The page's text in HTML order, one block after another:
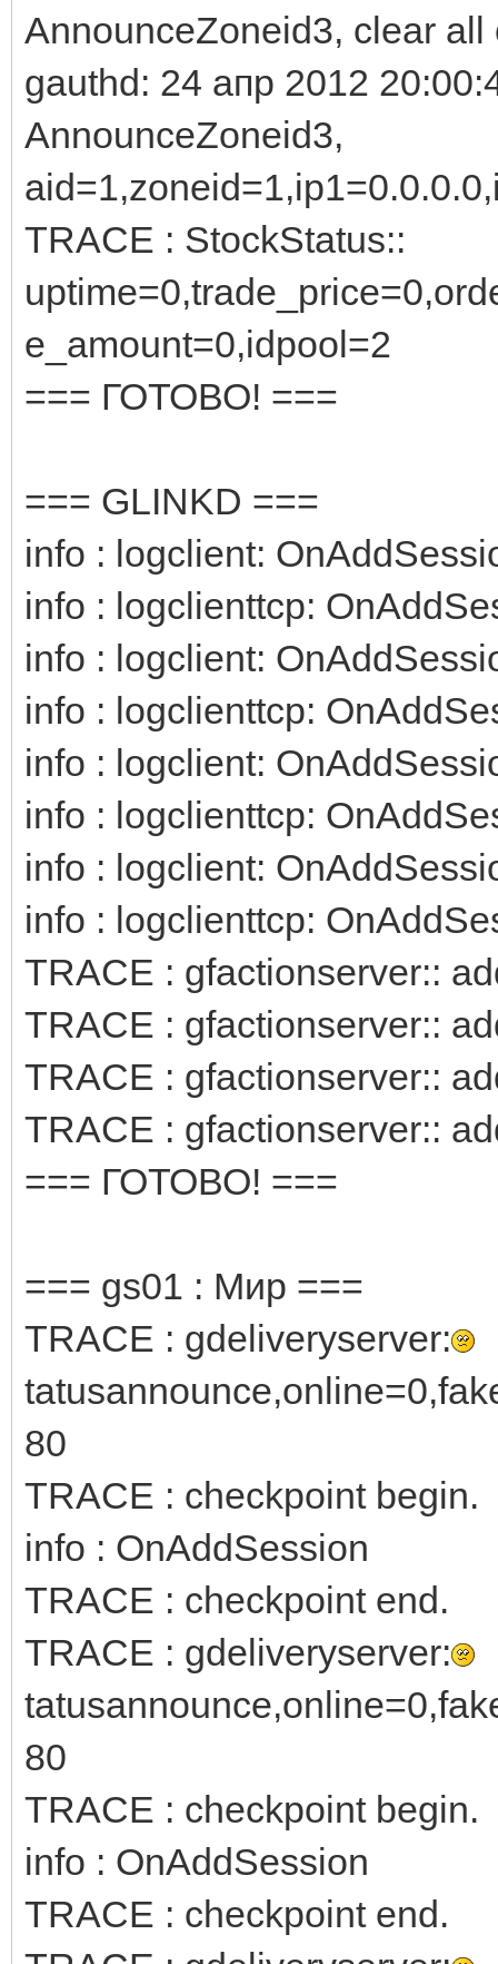
AnnounceZoneid3, clear
gauthd: 24 апр 2012
AnnounceZoneid3,
TRACE : StockStatus::
e_amount=0,idpool=2
=== ГОТОВО! ===
=== GLINKD ===
info : logclient:
info : logclienttcp:
info : logclient:
info : logclienttcp:
info : logclient:
info : logclienttcp:
info : logclient:
info : logclienttcp:
TRACE : gfactionserver::
TRACE : gfactionserver::
TRACE : gfactionserver::
TRACE : gfactionserver::
=== ГОТОВО! ===
=== gs01 : Мир ===
TRACE : gdeliveryserver:
80
TRACE : checkpoint begin.
info : OnAddSession
TRACE : checkpoint end.
TRACE : gdeliveryserver:
80
TRACE : checkpoint begin.
info : OnAddSession
TRACE : checkpoint end.